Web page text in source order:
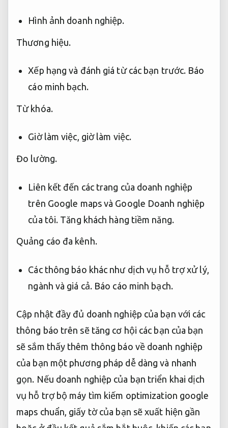
Hình ảnh doanh nghiệp.
Thương hiệu.
Xếp hạng và đánh giá từ các bạn trước. Báo
cáo minh bạch.
Từ khóa.
Giờ làm việc, giờ làm việc.
Đo lường.
Liên kết đến các trang của doanh nghiệp
trên Google maps và Google Doanh nghiệp
của tôi. Tăng khách hàng tiềm năng.
Quảng cáo đa kênh.
Các thông báo khác như dịch vụ hỗ trợ xử lý,
ngành và giá cả. Báo cáo minh bạch.
Cập nhật đầy đủ doanh nghiệp của bạn với các
thông báo trên sẽ tăng cơ hội các bạn của bạn
sẽ sắm thấy thêm thông báo về doanh nghiệp
của bạn một phương pháp dễ dàng và nhanh
gọn. Nếu doanh nghiệp của bạn triển khai dịch
vụ hỗ trợ bộ máy tìm kiếm optimization google
maps chuẩn, giấy tờ của bạn sẽ xuất hiện gần